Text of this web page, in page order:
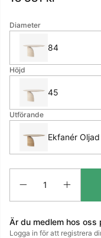
Diameter
84
Höjd
45
Utförande
Ekfanér Oljad
Är du medlem hos oss
Logga in för att registrera